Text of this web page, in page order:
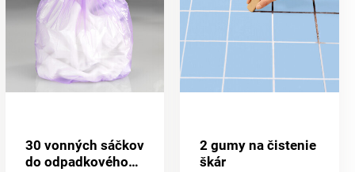
30 vonných sáčkov
do odpadkového
2 gumy na čistenie
škár